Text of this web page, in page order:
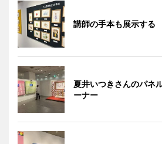
講師の手本も展示する
夏井いつきさんのパネ
ーナー